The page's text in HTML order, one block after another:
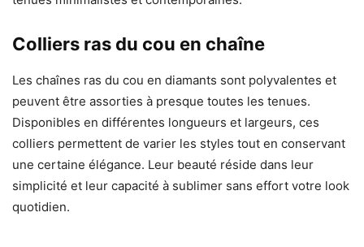
Colliers ras du cou en chaîne
Les chaînes ras du cou en diamants sont polyvalentes et
peuvent être assorties à presque toutes les tenues.
Disponibles en différentes longueurs et largeurs, ces
colliers permettent de varier les styles tout en conservant
une certaine élégance. Leur beauté réside dans leur
simplicité et leur capacité à sublimer sans effort votre look
quotidien.